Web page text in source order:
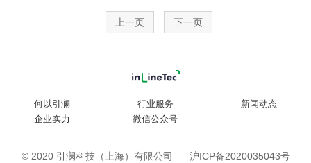
上一页 下一页
何以引澜 行业服务
新闻动态
企业实力
微信公众号
© 2020 引澜科技（上海）有限公司 沪ICP备2020035043号